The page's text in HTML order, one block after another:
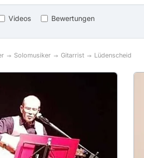
Videos Bewertungen
Solomusiker Gitarrist Lüdenscheid